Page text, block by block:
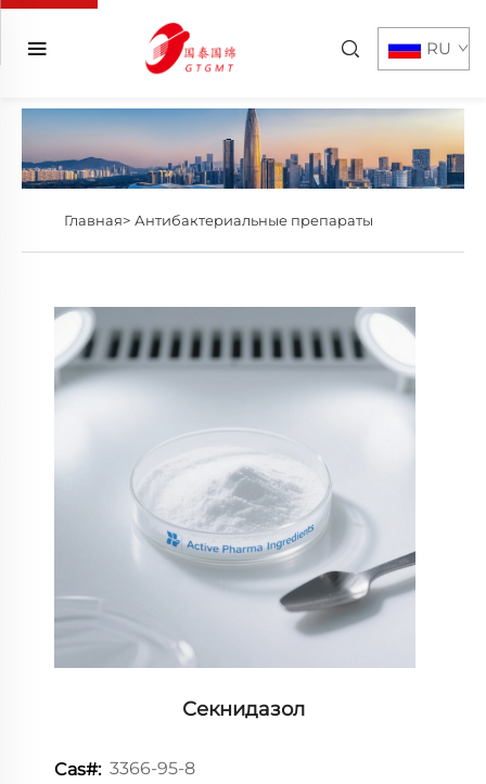
RU
Главная> Антибактериальные препараты
Секнидазол
Cas#: 3366-95-8